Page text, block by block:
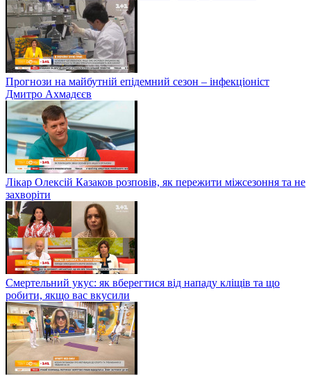
Прогнози на майбутній епідемний сезон – інфекціоніст
Дмитро Ахмадєєв
Лікар Олексій Казаков розповів, як пережити міжсезоння та не
захворіти
Смертельний укус: як вберегтися від нападу кліщів та що
робити, якщо вас вкусили